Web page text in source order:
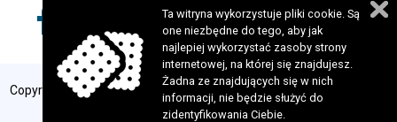
Copyright 2024 © Fundacja Szansa dla Niewidomych. Wszelkie prawa
zastrzeżone. Realizacja:
perfekcyjneStrony.pl
Ta witryna wykorzystuje pliki cookie. Są
one niezbędne do tego, aby jak
najlepiej wykorzystać zasoby strony
internetowej, na której się znajdujesz.
Żadna ze znajdujących się w nich
informacji, nie będzie służyć do
zidentyfikowania Ciebie.